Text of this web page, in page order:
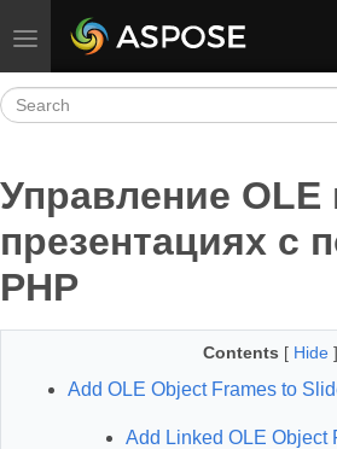
Toggle navigation
Управление OLE
презентациях с
PHP
Contents [ Hide ]
Add OLE Object Frames to
Add Linked OLE Object